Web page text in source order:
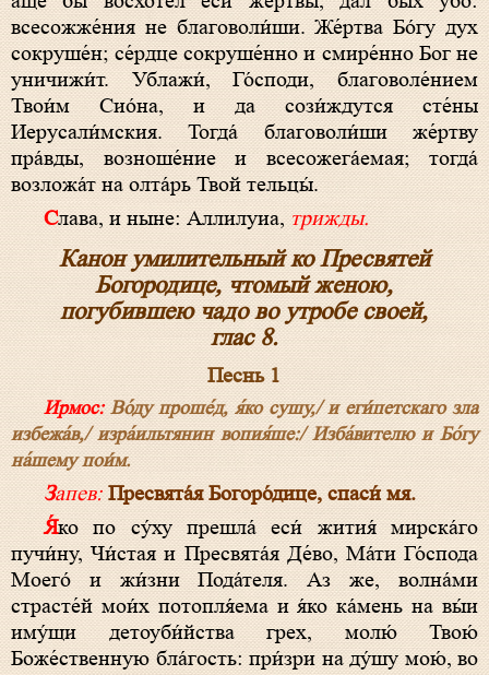
всесожже́ния не благоволи́ши. Же́ртва Бо́гу дух
сокруше́н; се́рдце сокруше́нно и смире́нно Бог не
уничижи́т. Ублажи́, Го́споди, благоволе́нием
Твои́м Сио́на, и да сози́ждутся сте́ны
Иерусали́мския. Тогда́ благоволи́ши же́ртву
пра́вды, возноше́ние и всесожега́емая; тогда́
возложа́т на олта́рь Твой тельцы́.
Слава, и ныне: Аллилуиа,трижды.
Канон умилительный ко Пресвятей
Богородице, чтомый женою,
погубившею чадо во утробе своей,
глас 8.
Песнь 1
Ирмос:Во́ду проше́д, я́ко сушу,/ и еги́петскаго зла
избежа́в,/ изра́ильтянин вопия́ше:/ Изба́вителю и Бо́гу
на́шему пои́м.
Запев: Пресвята́я Богоро́дице, спаси́ мя.
Я́ко по су́ху прешла́ еси́ жития́ мирска́го
пучи́ну, Чи́стая и Пресвята́я Де́во, Ма́ти Го́спода
Моего́ и жи́зни Пода́теля. Аз же, волна́ми
страсте́й мои́х потопля́ема и я́ко ка́мень на вы́и
иму́щи детоуби́йства грех, молю́ Твою́
Боже́ственную бла́гость: при́зри на ду́шу мою́, во